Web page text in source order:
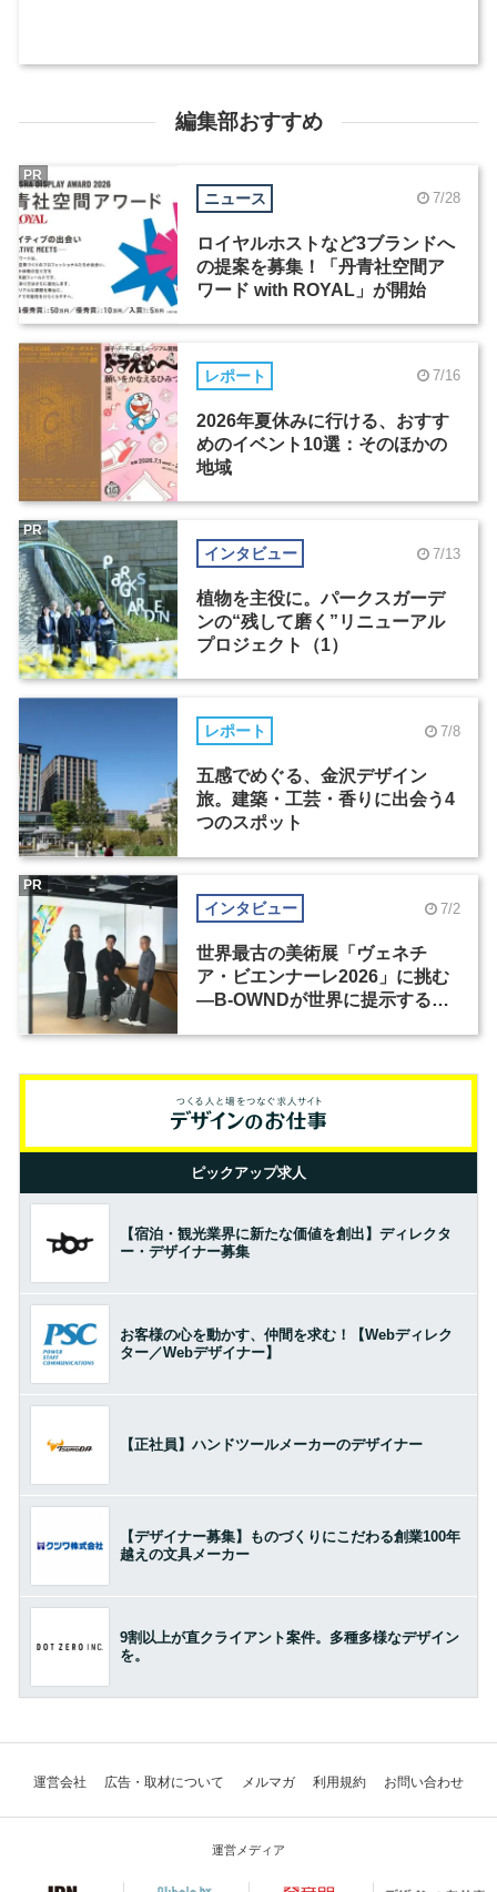
編集部おすすめ
ニュース 7/28
ロイヤルホストなど3ブランドへ
の提案を募集！「丹青社空間ア
ワード with ROYAL」が開始
PR
レポート 7/16
2026年夏休みに行ける、おすす
めのイベント10選：そのほかの
地域
インタビュー 7/13
植物を主役に。パークスガーデ
ンの“残して磨く”リニューアル
プロジェクト（1）
PR
レポート 7/8
五感でめぐる、金沢デザイン
旅。建築・工芸・香りに出会う4
つのスポット
インタビュー 7/2
世界最古の美術展「ヴェネチ
ア・ビエンナーレ2026」に挑む
―B-OWNDが世界に提示する美
PR
ピックアップ求人
【宿泊・観光業界に新たな価値を創出】ディレクタ
ー・デザイナー募集
お客様の心を動かす、仲間を求む！【Webディレク
ター／Webデザイナー】
【正社員】ハンドツールメーカーのデザイナー
【デザイナー募集】ものづくりにこだわる創業100年
越えの文具メーカー
9割以上が直クライアント案件。多種多様なデザイン
を。
運営会社 広告・取材について メルマガ 利用規約 お問い合わせ
運営メディア